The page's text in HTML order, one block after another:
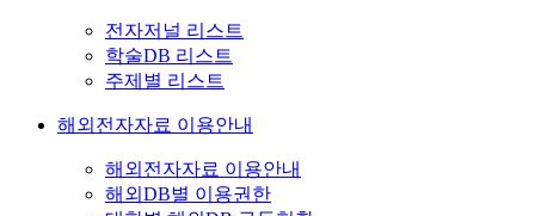
전자저널 리스트
학술DB 리스트
주제별 리스트
해외전자자료 이용안내
해외전자자료 이용안내
해외DB별 이용권한